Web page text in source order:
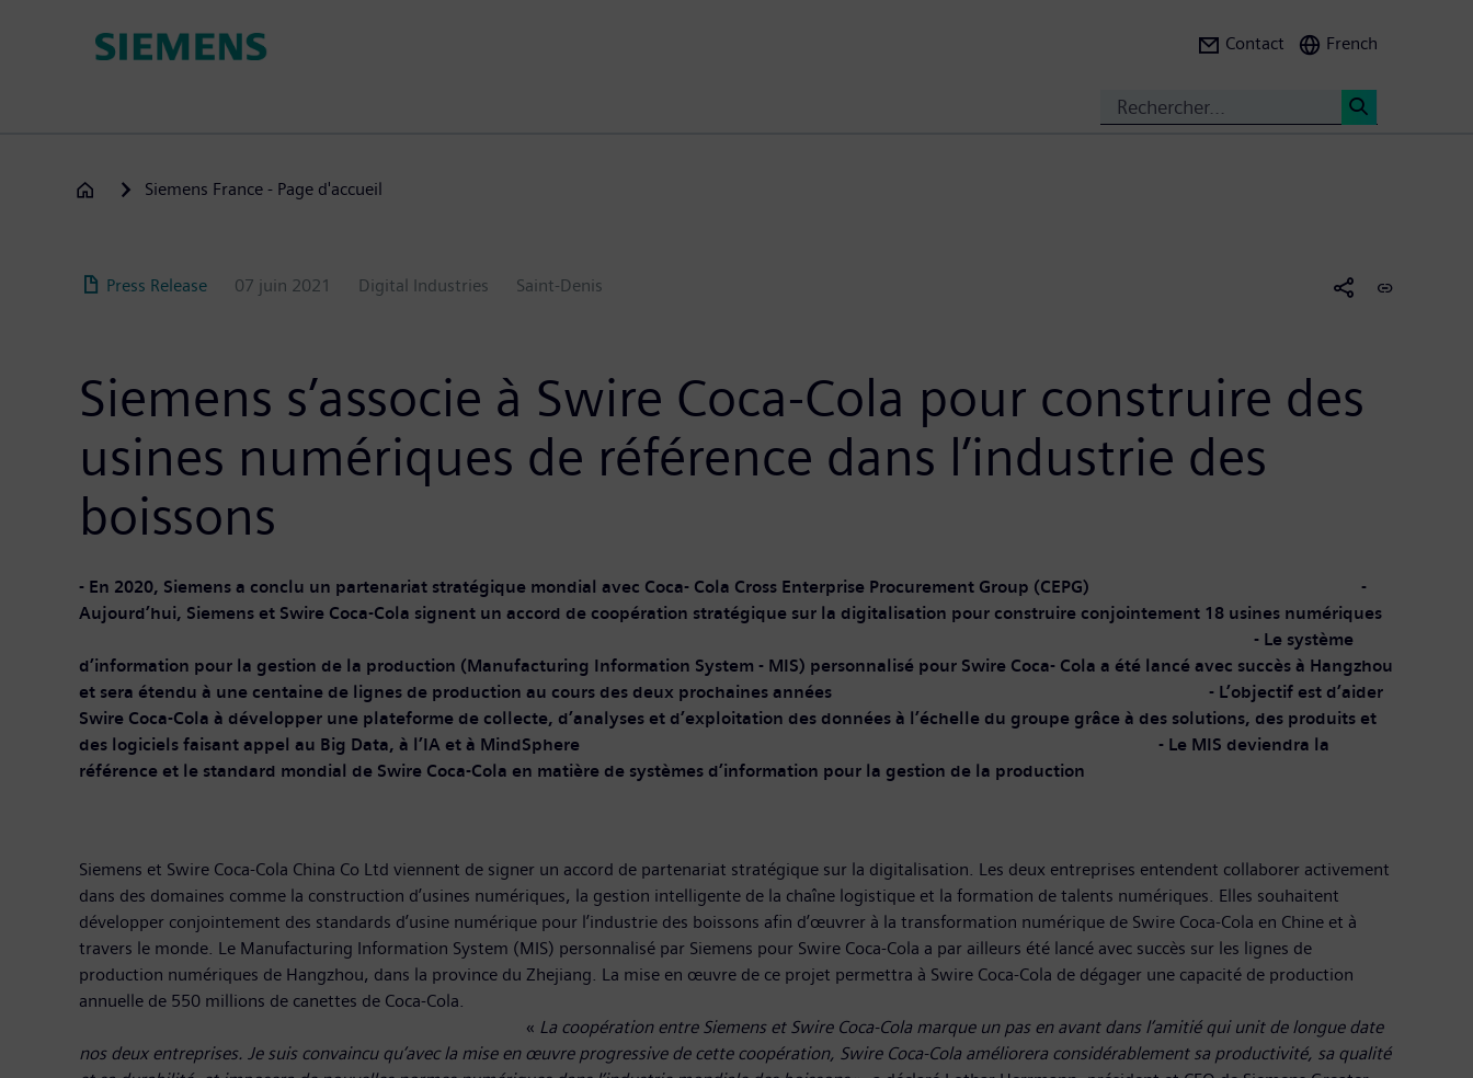
Contact French
Siemens France - Page d'accueil
Press Release 07 juin 2021 Digital Industries Saint-Denis
Siemens s’associe à Swire Coca-Cola pour construire des
usines numériques de référence dans l’industrie des
boissons
- En 2020, Siemens a conclu un partenariat stratégique mondial avec Coca- Cola Cross Enterprise Procurement Group (CEPG) -
Aujourd’hui, Siemens et Swire Coca-Cola signent un accord de coopération stratégique sur la digitalisation pour construire conjointement 18 usines numériques
- Le système
d’information pour la gestion de la production (Manufacturing Information System - MIS) personnalisé pour Swire Coca- Cola a été lancé avec succès à Hangzhou
et sera étendu à une centaine de lignes de production au cours des deux prochaines années - L’objectif est d’aider
Swire Coca-Cola à développer une plateforme de collecte, d’analyses et d’exploitation des données à l’échelle du groupe grâce à des solutions, des produits et
des logiciels faisant appel au Big Data, à l’IA et à MindSphere - Le MIS deviendra la
référence et le standard mondial de Swire Coca-Cola en matière de systèmes d’information pour la gestion de la production
Siemens et Swire Coca-Cola China Co Ltd viennent de signer un accord de partenariat stratégique sur la digitalisation. Les deux entreprises entendent collaborer activement
dans des domaines comme la construction d’usines numériques, la gestion intelligente de la chaîne logistique et la formation de talents numériques. Elles souhaitent
développer conjointement des standards d’usine numérique pour l’industrie des boissons afin d’œuvrer à la transformation numérique de Swire Coca-Cola en Chine et à
travers le monde. Le Manufacturing Information System (MIS) personnalisé par Siemens pour Swire Coca-Cola a par ailleurs été lancé avec succès sur les lignes de
production numériques de Hangzhou, dans la province du Zhejiang. La mise en œuvre de ce projet permettra à Swire Coca-Cola de dégager une capacité de production
annuelle de 550 millions de canettes de Coca-Cola.
« La coopération entre Siemens et Swire Coca-Cola marque un pas en avant dans l’amitié qui unit de longue date
nos deux entreprises. Je suis convaincu qu’avec la mise en œuvre progressive de cette coopération, Swire Coca-Cola améliorera considérablement sa productivité, sa qualité